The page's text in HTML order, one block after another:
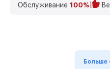
Обслуживание 100%
Больше